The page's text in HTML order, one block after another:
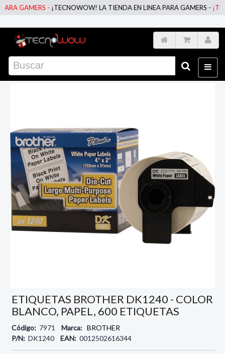
GAMERS -¡TECNOWOW! LA TIENDA EN LINEA PARA GAMERS -
ETIQUETAS BROTHER DK1240 - COLOR
BLANCO, PAPEL, 600 ETIQUETAS
Código: 7971 Marca: BROTHER
P/N: DK1240 EAN: 0012502616344